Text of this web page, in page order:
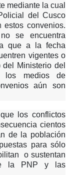
mediante la cual
del Cusco
estos convenios.
se encuentra
que a la fecha
vigentes o
Ministerio del
los medios de
aún son
los conflictos
cientos
de la población
para sólo
o sustentan
la PNP y las